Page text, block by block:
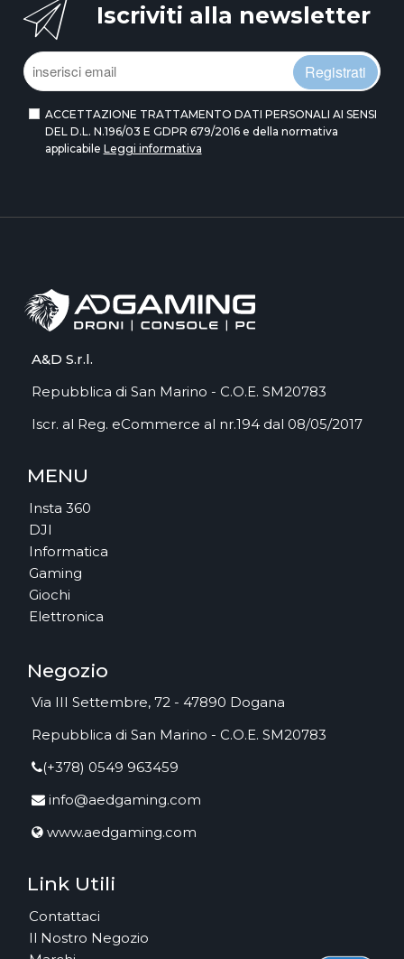
Iscriviti alla newsletter
Registrati
ACCETTAZIONE TRATTAMENTO DATI PERSONALI AI SENSI
DEL D.L. N.196/03 E GDPR 679/2016 e della normativa
applicabile Leggi informativa
A&D S.r.l.
Repubblica di San Marino - C.O.E. SM20783
Iscr. al Reg. eCommerce al nr.194 dal 08/05/2017
MENU
Insta 360
DJI
Informatica
Gaming
Giochi
Elettronica
Negozio
Via III Settembre, 72 - 47890 Dogana
Repubblica di San Marino - C.O.E. SM20783
(+378) 0549 963459
info@aedgaming.com
www.aedgaming.com
Link Utili
Contattaci
Il Nostro Negozio